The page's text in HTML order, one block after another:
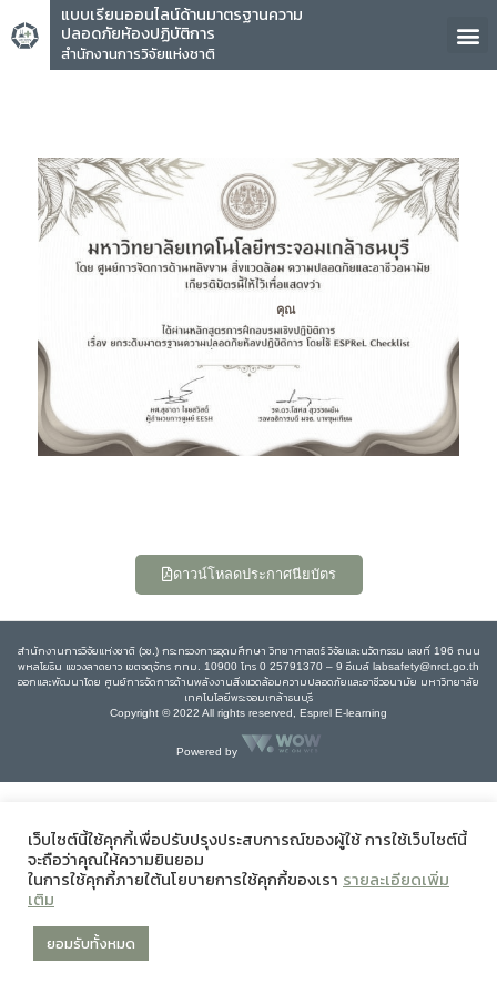
แบบเรียนออนไลน์ด้านมาตรฐานความ
ปลอดภัยห้องปฏิบัติการ
สำนักงานการวิจัยแห่งชาติ
คุณ
ดาวน์โหลดประกาศนียบัตร
สำนักงานการวิจัยแห่งชาติ (วช.) กระทรวงการอุดมศึกษา วิทยาศาสตร์ วิจัยและนวัตกรรม เลขที่ 196 ถนน
พหลโยธิน แขวงลาดยาว เขตจตุจักร กทม. 10900 โทร 0 25791370 – 9 อีเมล์ labsafety@nrct.go.th
ออกและพัฒนาโดย ศูนย์การจัดการด้านพลังงานสิ่งแวดล้อมความปลอดภัยและอาชีวอนามัย มหาวิทยาลัย
เทคโนโลยีพระจอมเกล้าธนบุรี
Copyright © 2022 All rights reserved, Esprel E-learning
Powered by
เว็บไซต์นี้ใช้คุกกี้เพื่อปรับปรุงประสบการณ์ของผู้ใช้ การใช้เว็บไซต์นี้
จะถือว่าคุณให้ความยินยอม
ในการใช้คุกกี้ภายใต้นโยบายการใช้คุกกี้ของเรา รายละเอียดเพิ่ม
เติม
ยอมรับทั้งหมด